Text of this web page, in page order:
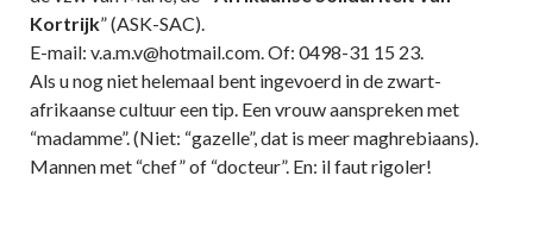
Kortrijk” (ASK-SAC).
E-mail: v.a.m.v@hotmail.com. Of: 0498-31 15 23.
Als u nog niet helemaal bent ingevoerd in de zwart-
afrikaanse cultuur een tip. Een vrouw aanspreken met
“madamme”. (Niet: “gazelle”, dat is meer maghrebiaans).
Mannen met “chef” of “docteur”. En: il faut rigoler!